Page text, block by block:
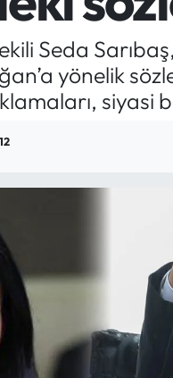
Seda
yönelik
siyasi